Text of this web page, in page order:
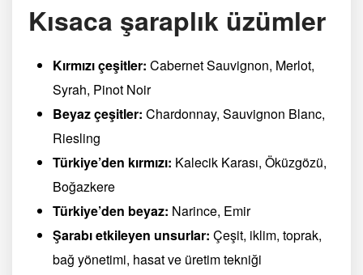
Kısaca şaraplık üzümler
Kırmızı çeşitler: Cabernet Sauvignon, Merlot,
Syrah, Pinot Noir
Beyaz çeşitler: Chardonnay, Sauvignon Blanc,
Riesling
Türkiye’den kırmızı: Kalecik Karası, Öküzgözü,
Boğazkere
Türkiye’den beyaz: Narince, Emir
Şarabı etkileyen unsurlar: Çeşit, iklim, toprak,
bağ yönetimi, hasat ve üretim tekniği